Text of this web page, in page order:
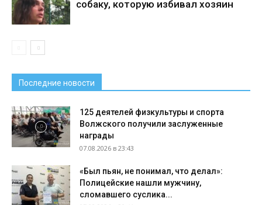
собаку, которую избивал хозяин
Последние новости
125 деятелей физкультуры и спорта
Волжского получили заслуженные
награды
07.08.2026 в 23:43
«Был пьян, не понимал, что делал»:
Полицейские нашли мужчину,
сломавшего суслика...